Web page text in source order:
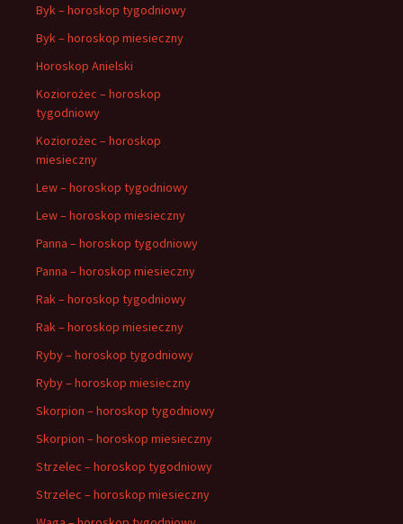
Byk – horoskop tygodniowy
Byk – horoskop miesieczny
Horoskop Anielski
Koziorożec – horoskop
tygodniowy
Koziorożec – horoskop
miesieczny
Lew – horoskop tygodniowy
Lew – horoskop miesieczny
Panna – horoskop tygodniowy
Panna – horoskop miesieczny
Rak – horoskop tygodniowy
Rak – horoskop miesieczny
Ryby – horoskop tygodniowy
Ryby – horoskop miesieczny
Skorpion – horoskop tygodniowy
Skorpion – horoskop miesieczny
Strzelec – horoskop tygodniowy
Strzelec – horoskop miesieczny